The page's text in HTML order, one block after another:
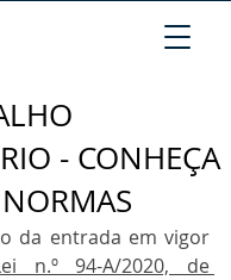
- CONHEÇA
da entrada em vigor
n.º 94-A/2020, de